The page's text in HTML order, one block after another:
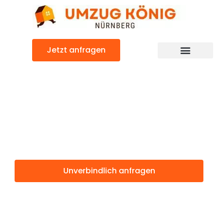
Jetzt anfragen
Unverbindlich anfragen